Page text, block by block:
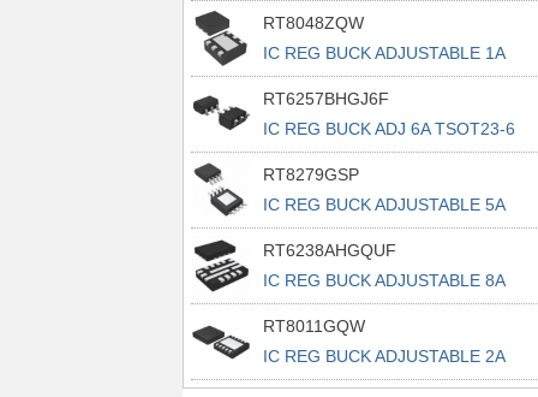
13UQFN
RT8048ZQW
IC REG BUCK ADJUSTABLE 1A
6WDFN
RT6257BHGJ6F
IC REG BUCK ADJ 6A TSOT23-6
RT8279GSP
IC REG BUCK ADJUSTABLE 5A
8SOP
RT6238AHGQUF
IC REG BUCK ADJUSTABLE 8A
14UQFN
RT8011GQW
IC REG BUCK ADJUSTABLE 2A
10WDFN